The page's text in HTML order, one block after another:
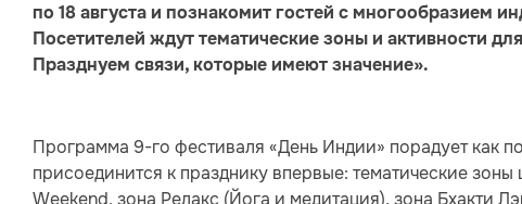
по 18 августа и познакомит гостей с многообразием
Посетителей ждут тематические зоны и активности
Празднуем связи, которые имеют значение».
Программа 9-го фестиваля «День Индии» порадует как
присоединится к празднику впервые: тематические